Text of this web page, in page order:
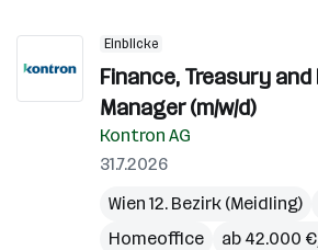
Einblicke
Finance, Treasury
Manager (m/w/d)
Kontron AG
31.7.2026
Wien 12. Bezirk (Meidling)
Homeoffice
ab 42.000